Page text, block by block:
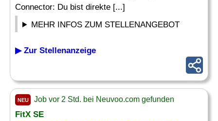
Connector: Du bist direkte [...]
MEHR INFOS ZUM STELLENANGEBOT
▶ Zur Stellenanzeige
NEU Job vor 2 Std. bei Neuvoo.com gefunden
FitX SE